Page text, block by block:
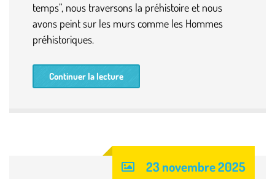
temps”, nous traversons la préhistoire et nous
avons peint sur les murs comme les Hommes
préhistoriques.
Continuer la lecture
23 novembre 2025